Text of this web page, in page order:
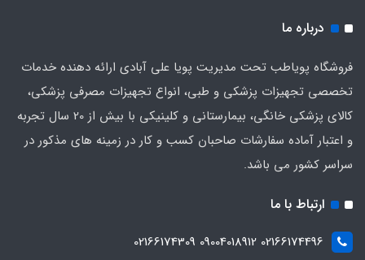
درباره ما
فروشگاه پویاطب تحت مدیریت پویا علی آبادی ارائه دهنده خدمات
تخصصی تجهیزات پزشکی و طبی، انواع تجهیزات مصرفی پزشکی،
کالای پزشکی خانگی، بیمارستانی و کلینیکی با بیش از 20 سال تجربه
و اعتبار آماده سفارشات صاحبان کسب و کار در زمینه های مذکور در
سراسر کشور می باشد.
ارتباط با ما
02166174496 09004018912 02166174309